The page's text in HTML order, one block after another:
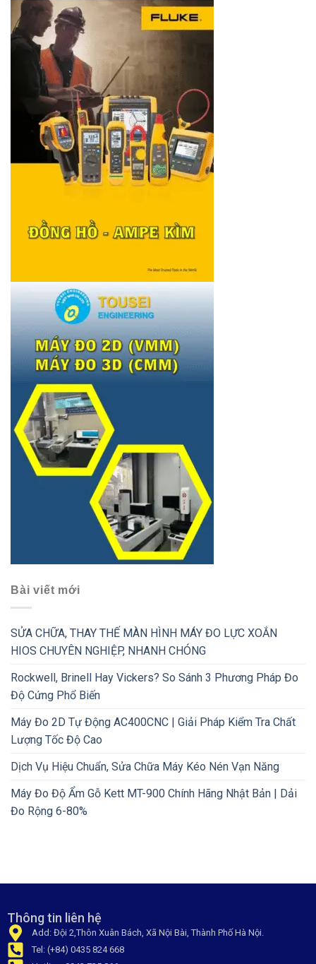
Bài viết mới
SỬA CHỮA, THAY THẾ MÀN HÌNH MÁY ĐO LỰC XOẮN
HIOS CHUYÊN NGHIỆP, NHANH CHÓNG
Rockwell, Brinell Hay Vickers? So Sánh 3 Phương Pháp Đo
Độ Cứng Phổ Biến
Máy Đo 2D Tự Động AC400CNC | Giải Pháp Kiểm Tra Chất
Lượng Tốc Độ Cao
Dịch Vụ Hiệu Chuẩn, Sửa Chữa Máy Kéo Nén Vạn Năng
Máy Đo Độ Ẩm Gỗ Kett MT-900 Chính Hãng Nhật Bản | Dải
Đo Rộng 6-80%
Thông tin liên hệ
Add: Đội 2,Thôn Xuân Bách, Xã Nội Bài, Thành Phố Hà Nội.
Tel: (+84) 0435 824 668